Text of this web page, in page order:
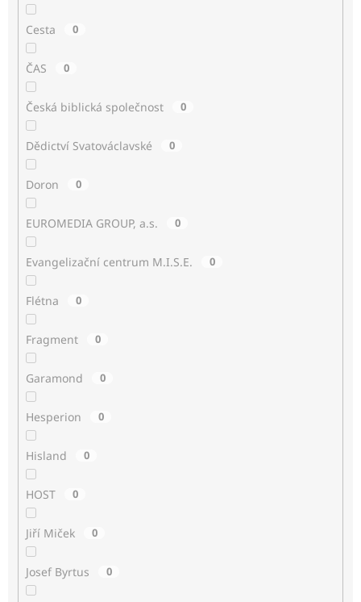
Cesta 0
ČAS 0
Česká biblická společnost 0
Dědictví Svatováclavské 0
Doron 0
EUROMEDIA GROUP, a.s. 0
Evangelizační centrum M.I.S.E. 0
Flétna 0
Fragment 0
Garamond 0
Hesperion 0
Hisland 0
HOST 0
Jiří Miček 0
Josef Byrtus 0